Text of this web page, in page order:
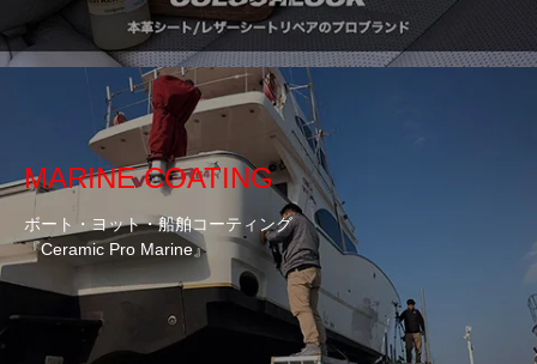
MARINE COATING
ボート・ヨット・船舶コーティング
『Ceramic Pro Marine』